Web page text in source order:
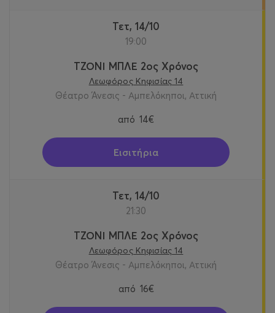
Τετ, 14/10
19:00
ΤΖΟΝΙ ΜΠΛΕ 2ος Χρόνος
Λεωφόρος Κηφισίας 14
Θέατρο Άνεσις - Αμπελόκηποι, Αττική
από 14€
Εισιτήρια
Τετ, 14/10
21:30
ΤΖΟΝΙ ΜΠΛΕ 2ος Χρόνος
Λεωφόρος Κηφισίας 14
Θέατρο Άνεσις - Αμπελόκηποι, Αττική
από 16€